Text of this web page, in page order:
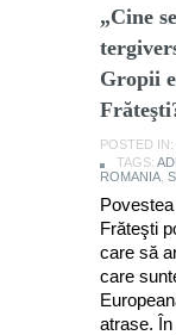
„Cine
Gropii
POSTED IN:
TAGS:
ROMANIA
Frăteşti
care să
care
atrase.